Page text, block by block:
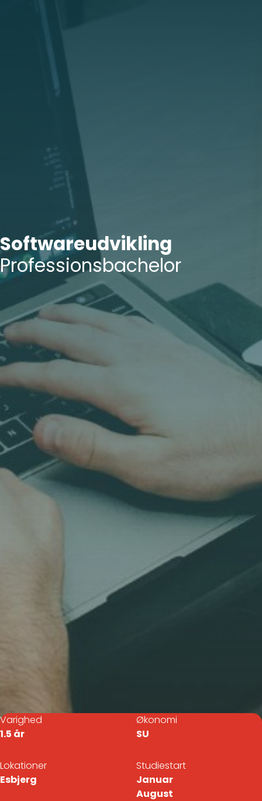
Softwareudvikling
Professionsbachelor
Varighed
1.5 år
Økonomi
SU
Studiestart
Januar
August
Lokationer
Esbjerg